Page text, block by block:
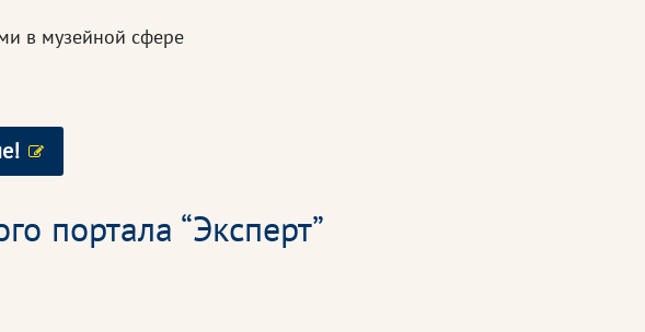
в музейной сфере
портала “Эксперт”